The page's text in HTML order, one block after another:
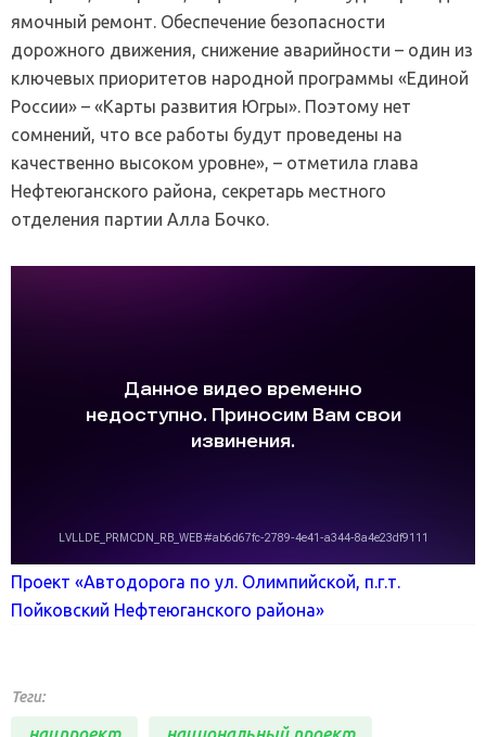
ямочный ремонт. Обеспечение безопасности
дорожного движения, снижение аварийности – один из
ключевых приоритетов народной программы «Единой
России» – «Карты развития Югры». Поэтому нет
сомнений, что все работы будут проведены на
качественно высоком уровне», – отметила глава
Нефтеюганского района, секретарь местного
отделения партии Алла Бочко.
Проект «Автодорога по ул. Олимпийской, п.г.т.
Пойковский Нефтеюганского района»
Теги: